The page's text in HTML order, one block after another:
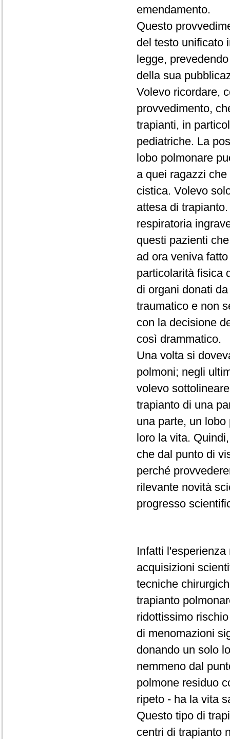
emendamento.
Questo
del testo unificato
legge,
della sua
Volevo ricordare,
provvedimento,
trapianti, in
pediatriche. La
lobo polmonare
a quei ragazzi
cistica. Volevo
attesa di
respiratoria
questi pazienti
ad ora veniva
particolarità fisica
di organi donati
traumatico e non
con la decisione
così drammatico.
Una volta si
polmoni; negli
volevo
trapianto di una
una parte, un
loro la vita.
che dal punto di
perché
rilevante novità
progresso
Infatti
acquisizioni
tecniche
trapianto
ridottissimo
di menomazioni
donando un solo
nemmeno dal
polmone residuo
ripeto - ha la vita
Questo tipo di
centri di trapianto